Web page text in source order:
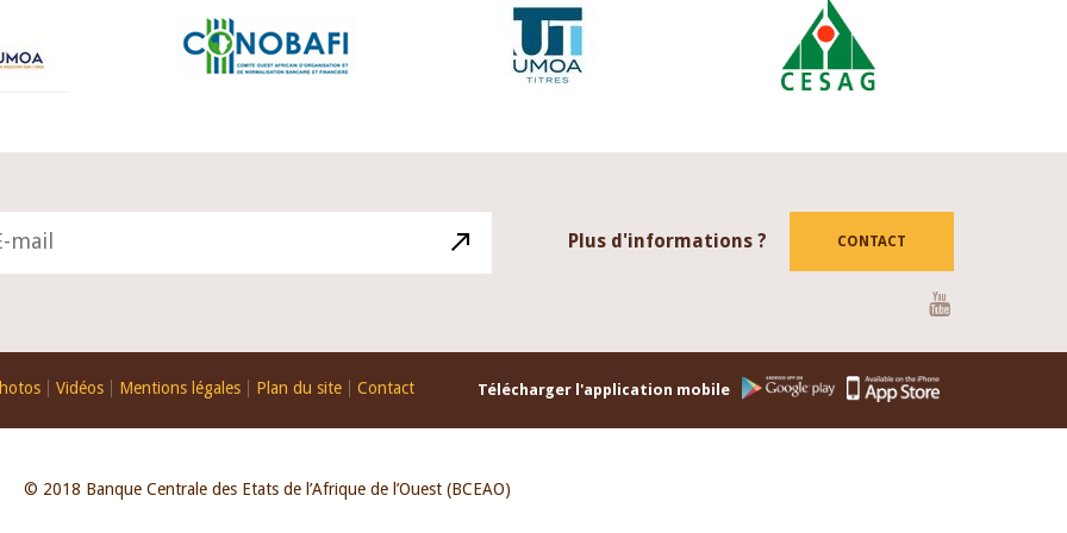
Plus d'informations ? CONTACT
Vidéos Mentions légales Plan du site Contact Télécharger l'application mobile
© 2018 Banque Centrale des Etats de l’Afrique de l’Ouest (BCEAO)